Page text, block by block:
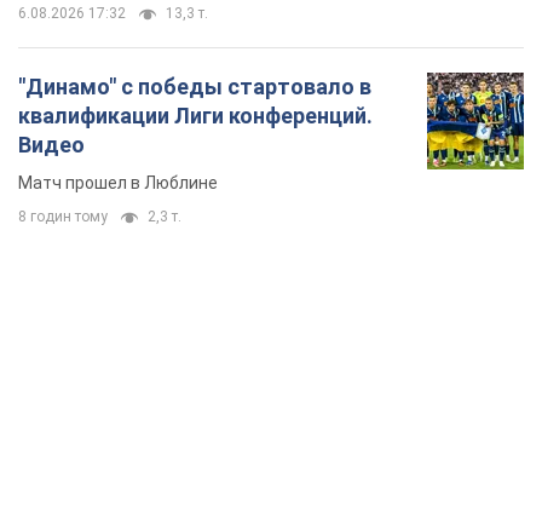
6.08.2026 17:32 13,3 т.
"Динамо" с победы стартовало в
квалификации Лиги конференций.
Видео
Матч прошел в Люблине
8 годин тому 2,3 т.